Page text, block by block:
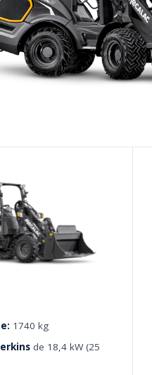
1740 kg
de 18,4 kW (25